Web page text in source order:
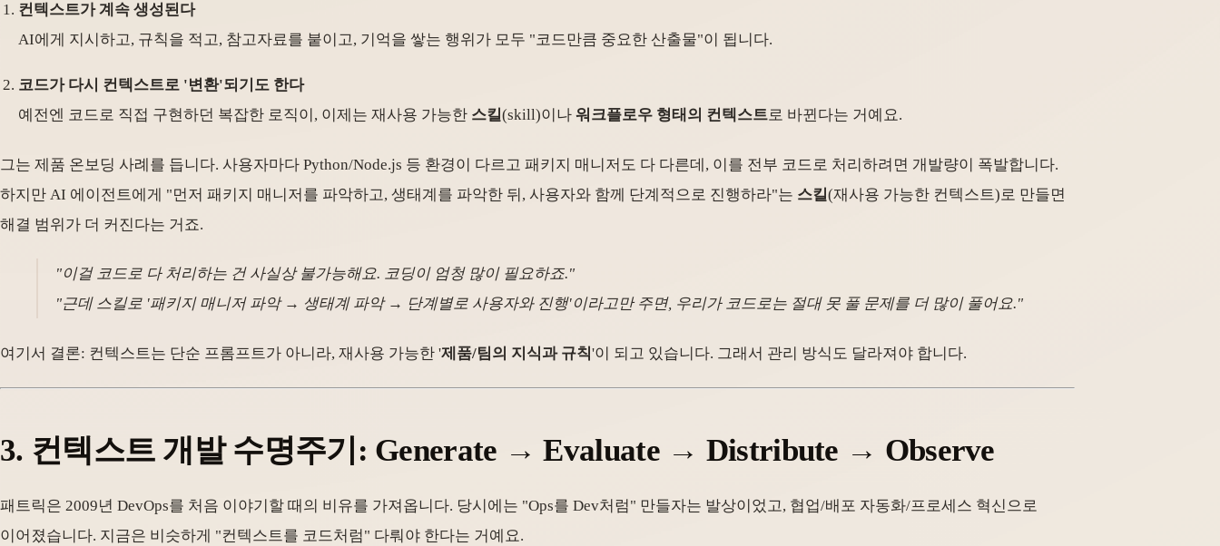
컨텍스트가 계속 생성된다
AI에게 지시하고, 규칙을 적고, 참고자료를 붙이고, 기억을 쌓는 행위가 모두 "코드만큼 중요한 산출물"이 됩니다.
코드가 다시 컨텍스트로 '변환'되기도 한다
예전엔 코드로 직접 구현하던 복잡한 로직이, 이제는 재사용 가능한 스킬(skill)이나 워크플로우 형태의 컨텍스트로 바뀐다는 거예요.
그는 제품 온보딩 사례를 듭니다. 사용자마다 Python/Node.js 등 환경이 다르고 패키지 매니저도 다 다른데, 이를 전부 코드로 처리하려면 개발량이 폭발합니다.
하지만 AI 에이전트에게 "먼저 패키지 매니저를 파악하고, 생태계를 파악한 뒤, 사용자와 함께 단계적으로 진행하라"는 스킬 (재사용 가능한 컨텍스트)로 만들면
해결 범위가 더 커진다는 거죠.
"이걸 코드로 다 처리하는 건 사실상 불가능해요. 코딩이 엄청 많이 필요하죠."
"근데 스킬로 '패키지 매니저 파악 → 생태계 파악 → 단계별로 사용자와 진행'이라고만 주면, 우리가 코드로는 절대 못 풀 문제를 더 많이 풀어요."
여기서 결론: 컨텍스트는 단순 프롬프트가 아니라, 재사용 가능한 '제품/팀의 지식과 규칙'이 되고 있습니다. 그래서 관리 방식도 달라져야 합니다.
3. 컨텍스트 개발 수명주기: Generate → Evaluate → Distribute → Observe
패트릭은 2009년 DevOps를 처음 이야기할 때의 비유를 가져옵니다. 당시에는 "Ops를 Dev처럼" 만들자는 발상이었고, 협업/배포 자동화/프로세스 혁신으로
이어졌습니다. 지금은 비슷하게 "컨텍스트를 코드처럼" 다뤄야 한다는 거예요.